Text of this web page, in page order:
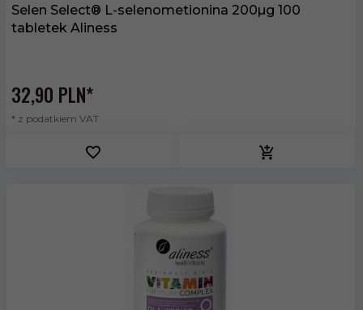
Selen Select® L-selenometionina 200µg 100
tabletek Aliness
32,90 PLN*
* z podatkiem VAT